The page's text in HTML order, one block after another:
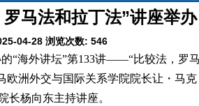
马法和拉丁法”讲座举办
04-28 浏览次数: 546
“海外讲坛”第133讲——“比较法，罗
洲外交与国际关系学院院长让・马克
长杨向东主持讲座。